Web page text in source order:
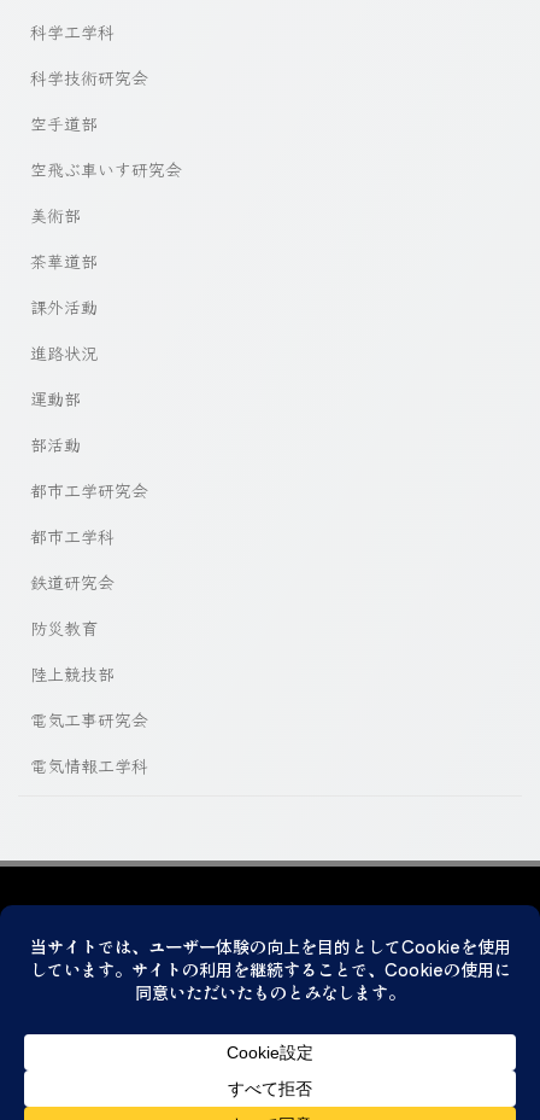
科学工学科
科学技術研究会
空手道部
空飛ぶ車いす研究会
美術部
茶華道部
課外活動
進路状況
運動部
部活動
都市工学研究会
都市工学科
鉄道研究会
防災教育
陸上競技部
電気工事研究会
電気情報工学科
© 2026 神戸市立科学技術高等学校